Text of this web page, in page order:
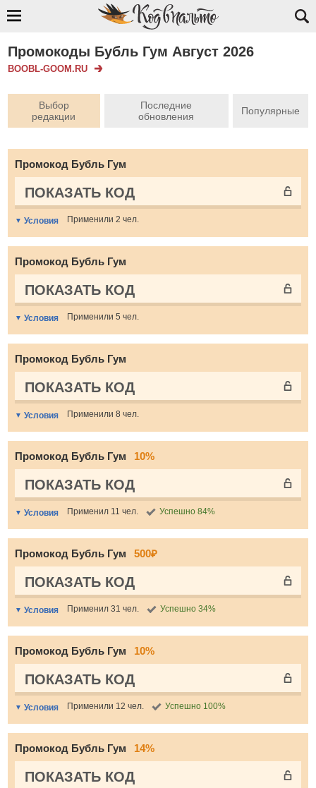
Промокоды Бубль Гум Август 2026
BOOBL-GOOM.RU
Выбор
редакции
Последние
обновления
Популярные
Промокод Бубль Гум
ПОКАЗАТЬ КОД
Условия Применили 2 чел.
Промокод Бубль Гум
ПОКАЗАТЬ КОД
Условия Применили 5 чел.
Промокод Бубль Гум
ПОКАЗАТЬ КОД
Условия Применили 8 чел.
Промокод Бубль Гум 10%
ПОКАЗАТЬ КОД
Условия Применил 11 чел. Успешно 84%
Промокод Бубль Гум 500₽
ПОКАЗАТЬ КОД
Условия Применил 31 чел. Успешно 34%
Промокод Бубль Гум 10%
ПОКАЗАТЬ КОД
Условия Применили 12 чел. Успешно 100%
Промокод Бубль Гум 14%
ПОКАЗАТЬ КОД